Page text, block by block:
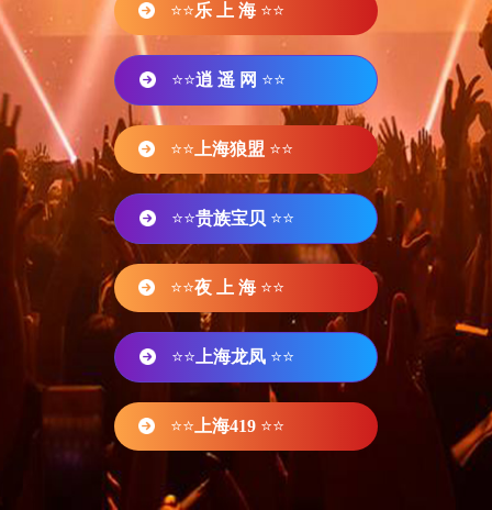
⭐⭐乐 上 海 ⭐⭐
⭐⭐逍 遥 网 ⭐⭐
⭐⭐ 上海狼盟 ⭐⭐
⭐⭐贵族宝贝 ⭐⭐
⭐⭐夜 上 海 ⭐⭐
⭐⭐ 上海龙凤 ⭐⭐
⭐⭐ 上海419 ⭐⭐